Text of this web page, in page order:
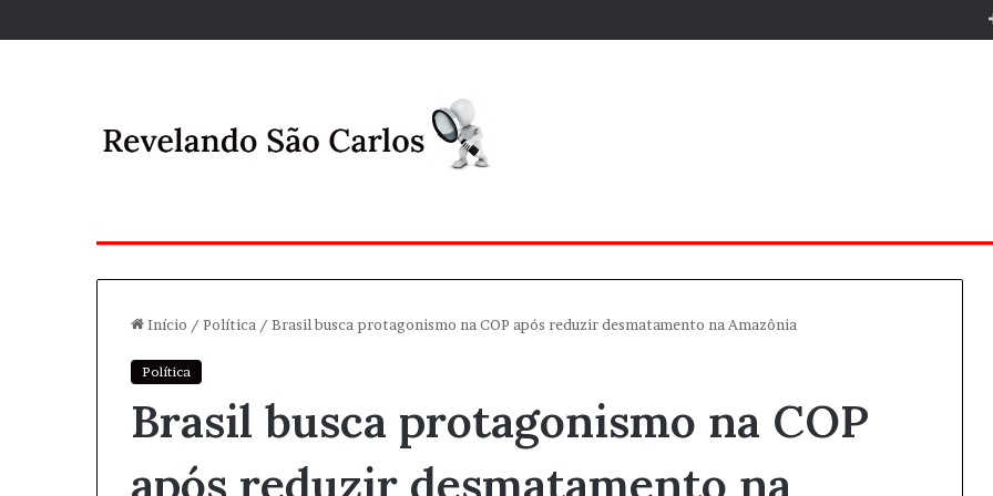
Início / Política / Brasil busca protagonismo na COP após reduzir desmatamento na Amazônia
Política
Brasil busca protagonismo na COP
após reduzir desmatamento na